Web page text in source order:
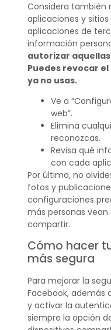
Considera también
aplicaciones y
aplicaciones de
información
autorizar
Puedes revocar
ya no usas.
Ve a
web”.
Elimina
reconozcas.
Revisa qué
con cada
Por último, no
fotos y
configuraciones
más personas
compartir.
Cómo hacer
más segura
Para mejorar la
Facebook, además
y activar la
siempre la opción